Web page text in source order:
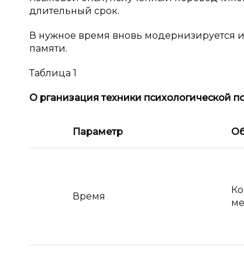
длительный срок.
В нужное время вновь модернизируется
памяти.
Таблица 1
О рганизация техники психологической
Параметр
Время